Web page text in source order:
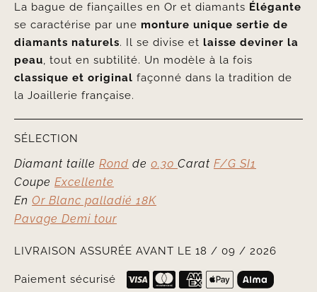
La bague de fiançailles en Or et diamants Élégante
se caractérise par une monture unique sertie de
diamants naturels. Il se divise et laisse deviner la
peau, tout en subtilité. Un modèle à la fois
classique et original façonné dans la tradition de
la Joaillerie française.
SÉLECTION
Diamant taille Rond de 0.30 Carat F/G SI1
Coupe Excellente
En Or Blanc palladié 18K
Pavage Demi tour
LIVRAISON ASSURÉE AVANT LE 18 / 09 / 2026
Paiement sécurisé